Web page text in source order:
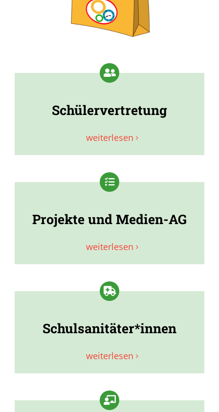
Schülervertretung
weiterlesen
Projekte und Medien-AG
weiterlesen
Schulsanitäter*innen
weiterlesen